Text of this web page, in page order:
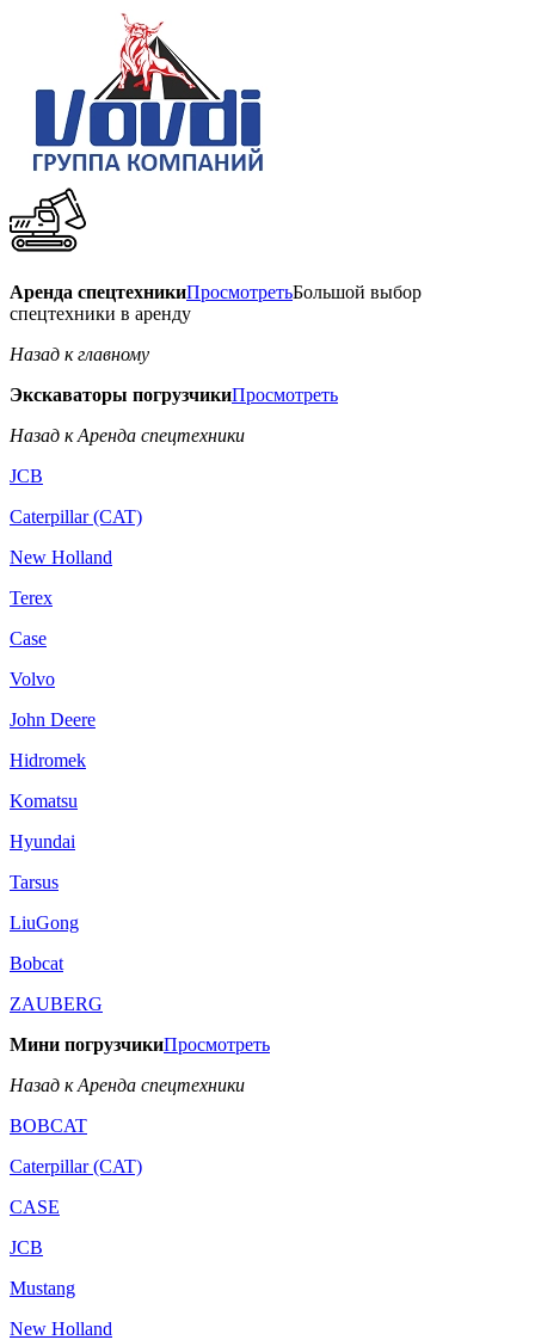
Аренда спецтехникиПросмотретьБольшой выбор
спецтехники в аренду
Назад к главному
Экскаваторы погрузчикиПросмотреть
Назад к Аренда спецтехники
JCB
Caterpillar (CAT)
New Holland
Terex
Case
Volvo
John Deere
Hidromek
Komatsu
Hyundai
Tarsus
LiuGong
Bobcat
ZAUBERG
Мини погрузчикиПросмотреть
Назад к Аренда спецтехники
BOBCAT
Caterpillar (CAT)
CASE
JCB
Mustang
New Holland